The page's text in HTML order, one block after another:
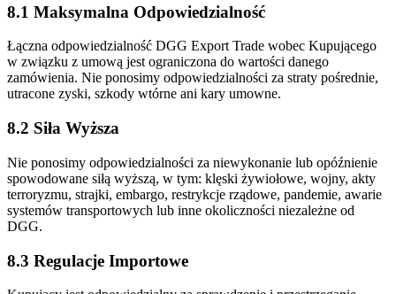
8.1 Maksymalna Odpowiedzialność
Łączna odpowiedzialność DGG Export Trade wobec Kupującego
w związku z umową jest ograniczona do wartości danego
zamówienia. Nie ponosimy odpowiedzialności za straty pośrednie,
utracone zyski, szkody wtórne ani kary umowne.
8.2 Siła Wyższa
Nie ponosimy odpowiedzialności za niewykonanie lub opóźnienie
spowodowane siłą wyższą, w tym: klęski żywiołowe, wojny, akty
terroryzmu, strajki, embargo, restrykcje rządowe, pandemie, awarie
systemów transportowych lub inne okoliczności niezależne od
DGG.
8.3 Regulacje Importowe